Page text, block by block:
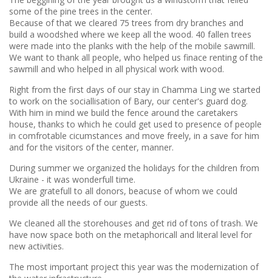
some of the pine trees in the center.
Because of that we cleared 75 trees from dry branches and
build a woodshed where we keep all the wood. 40 fallen trees
were made into the planks with the help of the mobile sawmill.
We want to thank all people, who helped us finace renting of the
sawmill and who helped in all physical work with wood.
Right from the first days of our stay in Chamma Ling we started
to work on the sociallisation of Bary, our center's guard dog.
With him in mind we build the fence around the caretakers
house, thanks to which he could get used to presence of people
in comfrotable cicumstances and move freely, in a save for him
and for the visitors of the center, manner.
During summer we organized the holidays for the children from
Ukraine - it was wonderfull time.
We are gratefull to all donors, beacuse of whom we could
provide all the needs of our guests.
We cleaned all the storehouses and get rid of tons of trash. We
have now space both on the metaphoricall and literal level for
new activities.
The most important project this year was the modernization of